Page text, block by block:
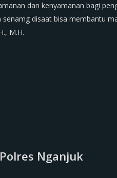
dan kenyamanan bagi
disaat bisa membantu
M.H.
Nganjuk